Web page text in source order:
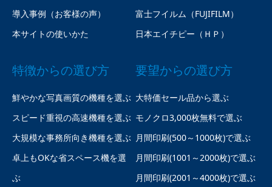
導入事例（お客様の声）
本サイトの使いかた
富士フイルム（FUJIFILM）
日本エイチピー（ＨＰ）
特徴からの選び方
鮮やかな写真画質の機種を選ぶ
スピード重視の高速機種を選ぶ
大規模な事務所向き機種を選ぶ
卓上もOKな省スペース機を選
ぶ
要望からの選び方
大特価セール品から選ぶ
モノクロ3,000枚無料で選ぶ
月間印刷(500～1000枚)で選ぶ
月間印刷(1001～2000枚)で選ぶ
月間印刷(2001～4000枚)で選ぶ